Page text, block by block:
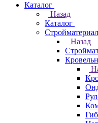
Каталог
Назад
Каталог
Назад